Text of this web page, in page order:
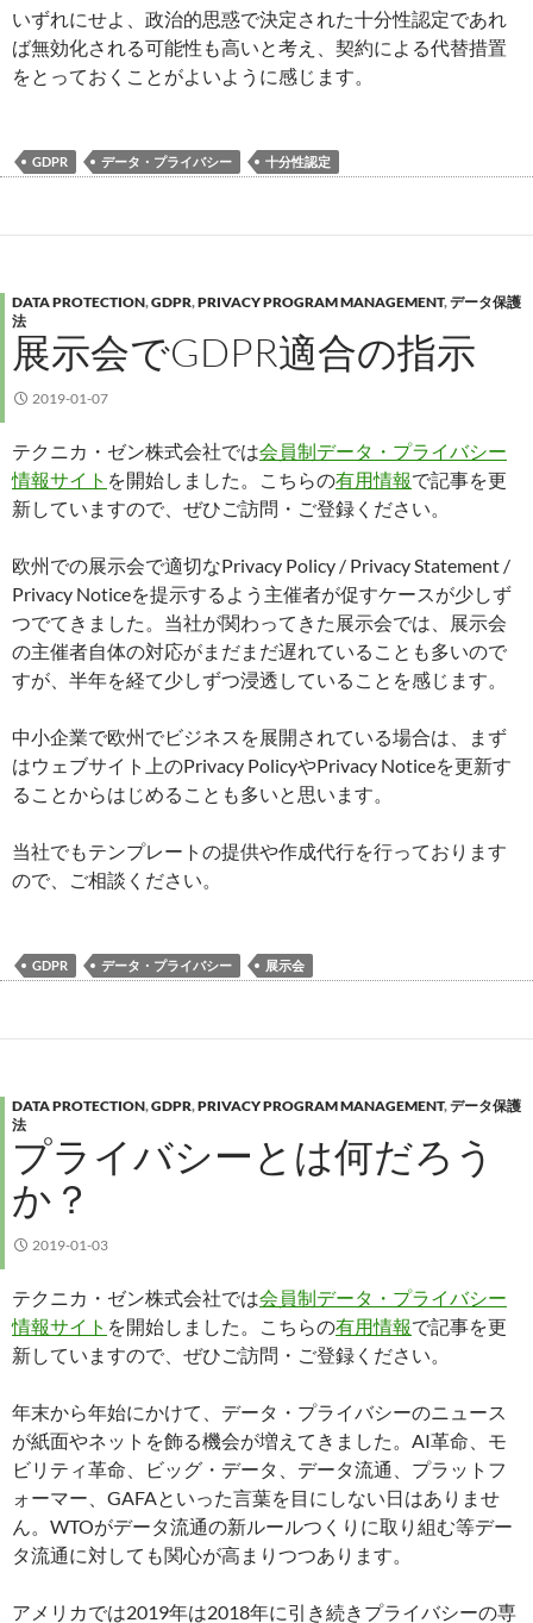
いずれにせよ、政治的思惑で決定された十分性認定であれ
ば無効化される可能性も高いと考え、契約による代替措置
をとっておくことがよいように感じます。
GDPR データ・プライバシー 十分性認定
DATA PROTECTION,GDPR,PRIVACY PROGRAM MANAGEMENT,データ保護
法
展示会でGDPR適合の指示
2019-01-07
テクニカ・ゼン株式会社では会員制データ・プライバシー
情報サイト を開始しました。こちらの有用情報で記事を更
新していますので、ぜひご訪問・ご登録ください。
欧州での展示会で適切なPrivacy Policy / Privacy Statement /
Privacy Noticeを提示するよう主催者が促すケースが少しず
つでてきました。当社が関わってきた展示会では、展示会
の主催者自体の対応がまだまだ遅れていることも多いので
すが、半年を経て少しずつ浸透していることを感じます。
中小企業で欧州でビジネスを展開されている場合は、まず
はウェブサイト上のPrivacy PolicyやPrivacy Noticeを更新す
ることからはじめることも多いと思います。
当社でもテンプレートの提供や作成代行を行っております
ので、ご相談ください。
GDPR データ・プライバシー 展示会
DATA PROTECTION,GDPR,PRIVACY PROGRAM MANAGEMENT,データ保護
法
プライバシーとは何だろう
か？
2019-01-03
テクニカ・ゼン株式会社では会員制データ・プライバシー
情報サイト を開始しました。こちらの有用情報で記事を更
新していますので、ぜひご訪問・ご登録ください。
年末から年始にかけて、データ・プライバシーのニュース
が紙面やネットを飾る機会が増えてきました。AI革命、モ
ビリティ革命、ビッグ・データ、データ流通、プラットフ
ォーマー、GAFAといった言葉を目にしない日はありませ
ん。WTOがデータ流通の新ルールつくりに取り組む等デー
タ流通に対しても関心が高まりつつあります。
アメリカでは2019年は2018年に引き続きプライバシーの専